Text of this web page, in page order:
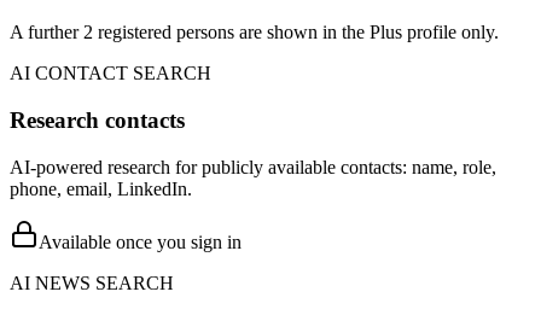
A further 2 registered persons are shown in the Plus profile only.
AI CONTACT SEARCH
Research contacts
AI-powered research for publicly available contacts: name, role,
phone, email, LinkedIn.
Available once you sign in
AI NEWS SEARCH